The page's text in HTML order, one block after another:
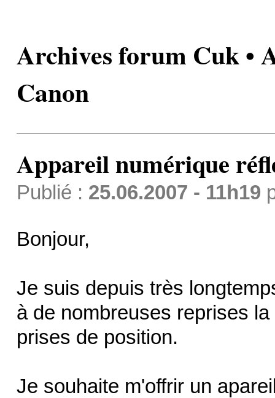
Archives forum Cuk •
Canon
Appareil numérique
Publié : 25.06.2007 - 11h19
Bonjour,
Je suis depuis très
à de nombreuses reprises
prises de position.
Je souhaite m'offrir un